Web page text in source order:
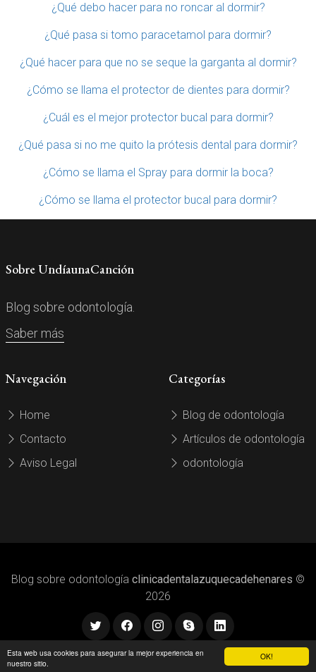
OK!
Esta web usa cookies para asegurar la mejor experiencia en
nuestro sitio.
¿Qué debo hacer para no roncar al dormir?
¿Qué pasa si tomo paracetamol para dormir?
¿Qué hacer para que no se seque la garganta al dormir?
¿Cómo se llama el protector de dientes para dormir?
¿Cuál es el mejor protector bucal para dormir?
¿Qué pasa si no me quito la prótesis dental para dormir?
¿Cómo se llama el Spray para dormir la boca?
¿Cómo se llama el protector bucal para dormir?
Sobre UndíaunaCanción
Blog sobre odontología.
Saber más
Navegación
Home
Contacto
Aviso Legal
Categorías
Blog de odontología
Artículos de odontología
odontología
Blog sobre odontología clinicadentalazuquecadehenares ©
2026